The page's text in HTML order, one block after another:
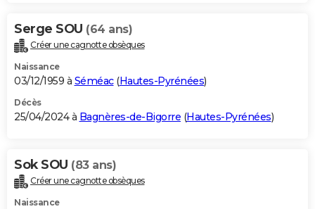
Serge SOU (64 ans)
Créer une cagnotte obsèques
Naissance
03/12/1959 à Séméac(Hautes-Pyrénées)
Décès
25/04/2024 à Bagnères-de-Bigorre (Hautes-Pyrénées)
Sok SOU (83 ans)
Créer une cagnotte obsèques
Naissance